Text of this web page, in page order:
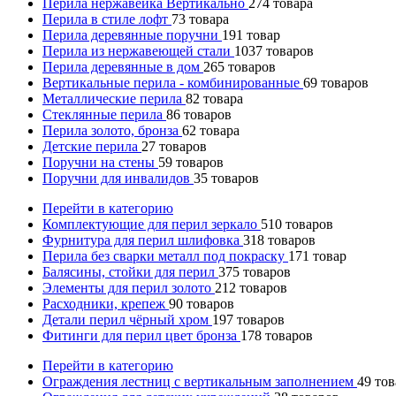
Перила нержавейка Вертикально 274 товара
Перила в стиле лофт 73 товара
Перила деревянные поручни 191 товар
Перила из нержавеющей стали 1037 товаров
Перила деревянные в дом 265 товаров
Вертикальные перила - комбинированные 69 товаров
Металлические перила 82 товара
Стеклянные перила 86 товаров
Перила золото, бронза 62 товара
Детские перила 27 товаров
Поручни на стены 59 товаров
Поручни для инвалидов 35 товаров
Перейти в категорию
Комплектующие для перил зеркало 510 товаров
Фурнитура для перил шлифовка 318 товаров
Перила без сварки металл под покраску 171 товар
Балясины, стойки для перил 375 товаров
Элементы для перил золото 212 товаров
Расходники, крепеж 90 товаров
Детали перил чёрный хром 197 товаров
Фитинги для перил цвет бронза 178 товаров
Перейти в категорию
Ограждения лестниц с вертикальным заполнением 49